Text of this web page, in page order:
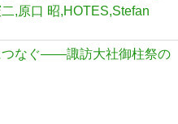
,原口 昭,HOTES,Stefan
つなぐ――諏訪大社御柱祭の